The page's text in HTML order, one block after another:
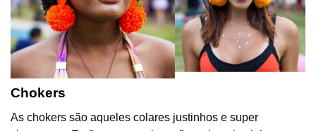
Chokers
As chokers são aqueles colares justinhos e super